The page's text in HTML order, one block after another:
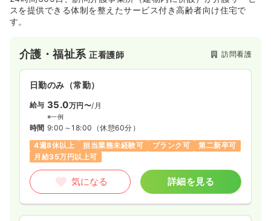
スを提供できる体制を整えたサービス付き高齢者向け住宅で
す。
介護・福祉系正看護師 訪問看護
日勤のみ（常勤）
給与 35.0万円〜/月
※一例
時間 9:00～18:00 （休憩60分）
4週8休以上
担当業務未経験可 ブランク可
第二新卒可
月給35万円以上可
気になる 詳細を見る